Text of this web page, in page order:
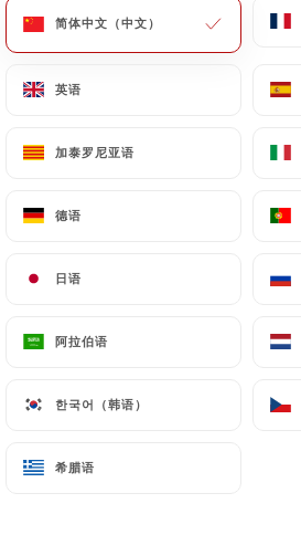
简体中文（中文）
英语
加泰罗尼亚语
德语
日语
阿拉伯语
한국어（韩语）
希腊语
简体中文（中文）
英语
加泰罗尼亚语
德语
日语
阿拉伯语
한국어（韩语）
希腊语